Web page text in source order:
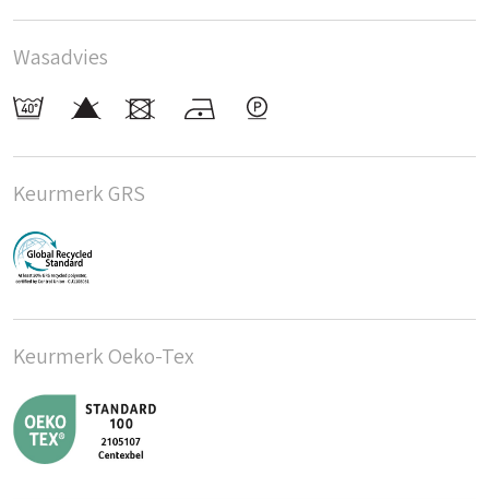
Wasadvies
Keurmerk GRS
Keurmerk Oeko-Tex